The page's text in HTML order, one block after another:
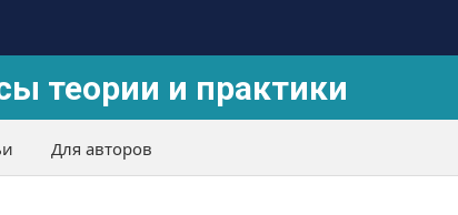
теории и практики
Для авторов